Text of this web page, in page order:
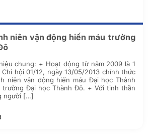
niên vận động hiến máu trường
chung: + Hoạt động từ năm 2009 là 1
hội 01/12, ngày 13/05/2013 chính thức
niên vận động hiến máu Đại học Thành
Đại học Thành Đô. + Với tinh thần
người […]